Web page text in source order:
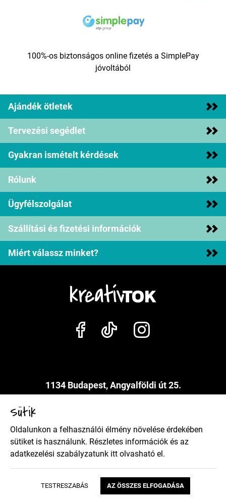
100%-os biztonságos online fizetés a SimplePay
jóvoltából
Ajándék ötletek
Tervezési segédlet
Gyakran ismételt kérdések
Rólunk
Ügyfélszolgálat
Szállítási és fizetési információk
Miért válassz minket?
1134 Budapest, Angyalföldi út 25.
Adatkezelési szabályzat
Copyright 2026 Kreatívtok Design by BrandBar
Sütik
Oldalunkon a felhasználói élmény növelése érdekében
sütiket is használunk. Részletes információk és az
adatkezelési szabályzatunk itt olvasható el.
TESTRESZABÁS AZ ÖSSZES ELFOGADÁSA